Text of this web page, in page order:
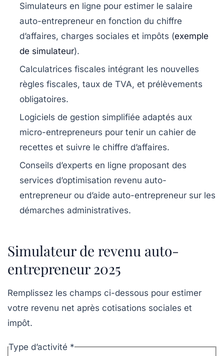
Simulateurs en ligne pour estimer le salaire
auto-entrepreneur en fonction du chiffre
d’affaires, charges sociales et impôts (exemple
de simulateur).
Calculatrices fiscales intégrant les nouvelles
règles fiscales, taux de TVA, et prélèvements
obligatoires.
Logiciels de gestion simplifiée adaptés aux
micro-entrepreneurs pour tenir un cahier de
recettes et suivre le chiffre d’affaires.
Conseils d’experts en ligne proposant des
services d’optimisation revenu auto-
entrepreneur ou d’aide auto-entrepreneur sur les
démarches administratives.
Simulateur de revenu auto-
entrepreneur 2025
Remplissez les champs ci-dessous pour estimer
votre revenu net après cotisations sociales et
impôt.
Type d’activité *